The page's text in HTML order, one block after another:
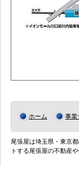
ホーム 事業
尾張屋は埼玉県・東京
トする尾張屋の不動産